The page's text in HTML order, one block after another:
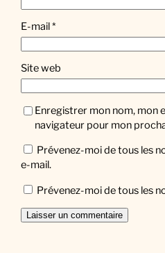
E-mail*
Site web
Enregistrer mon nom, mon
navigateur pour mon
Prévenez-moi de tous les
e-mail.
Prévenez-moi de tous les